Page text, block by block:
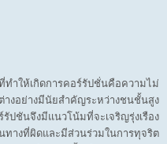
ให้เกิดการคอร์รัปชั่นคือความไม่
งอย่างมีนัยสำคัญระหว่างชนชั้นสูง
ชันจึงมีแนวโน้มที่จะเจริญรุ่งเรือง
ทางที่ผิดและมีส่วนร่วมในการทุจริต